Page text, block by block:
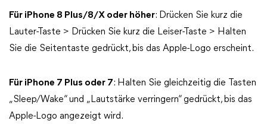
Für iPhone 8 Plus/8/X oder höher: Drücken Sie kurz die
Lauter-Taste > Drücken Sie kurz die Leiser-Taste > Halten
Sie die Seitentaste gedrückt, bis das Apple-Logo erscheint.
Für iPhone 7 Plus oder 7: Halten Sie gleichzeitig die Tasten
„Sleep/Wake“ und „Lautstärke verringern“ gedrückt, bis das
Apple-Logo angezeigt wird.